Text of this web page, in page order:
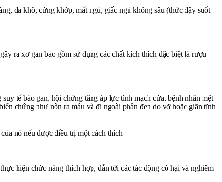
da khô, cứng khớp, mất ngủ, giấc ngủ không sâu (thức dậy suốt
ra xơ gan bao gồm sử dụng các chất kích thích đặc biệt là rượu
tế bào gan, hội chứng tăng áp lực tĩnh mạch cửa, bệnh nhân mệt
chứng như nôn ra máu và đi ngoài phân đen do vỡ hoặc giãn tĩnh
nó nếu được điều trị một cách thích
hiện chức năng thích hợp, dẫn tới các tác động có hại và nghiêm